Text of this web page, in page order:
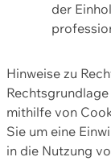
der
Hinweise zu
mithilfe von
Sie um eine
in die Nutzung